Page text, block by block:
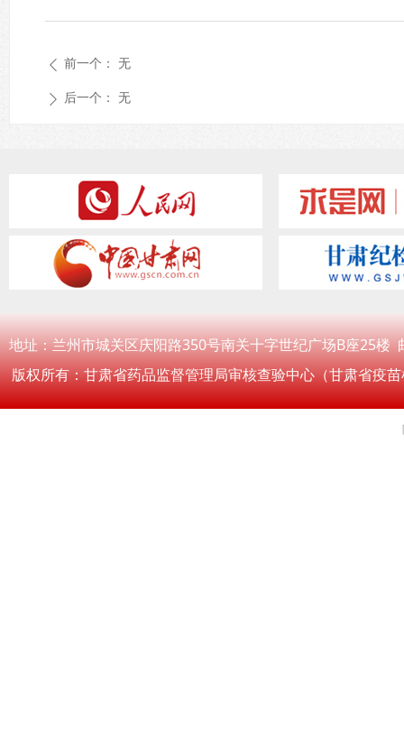
ꄴ 前一个： 无
ꄲ 后一个： 无
地址：兰州市城关区庆阳路350号南关十字世纪广场B座25
版权所有：甘肃省药品监督管理局审核查验中心（甘肃省疫